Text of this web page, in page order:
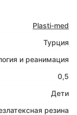
Plasti-med
Турция
и реанимация
0,5
Дети
резина